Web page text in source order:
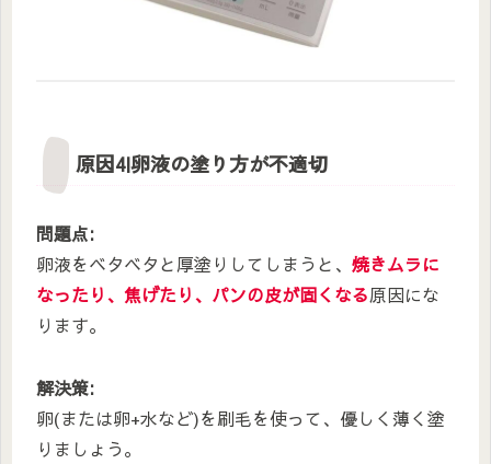
原因4|卵液の塗り方が不適切
問題点:
卵液をベタベタと厚塗りしてしまうと、 焼きムラに
なったり、焦げたり、パンの皮が固くなる原因にな
ります。
解決策:
卵(または卵+水など)を刷毛を使って、優しく薄く塗
りましょう。